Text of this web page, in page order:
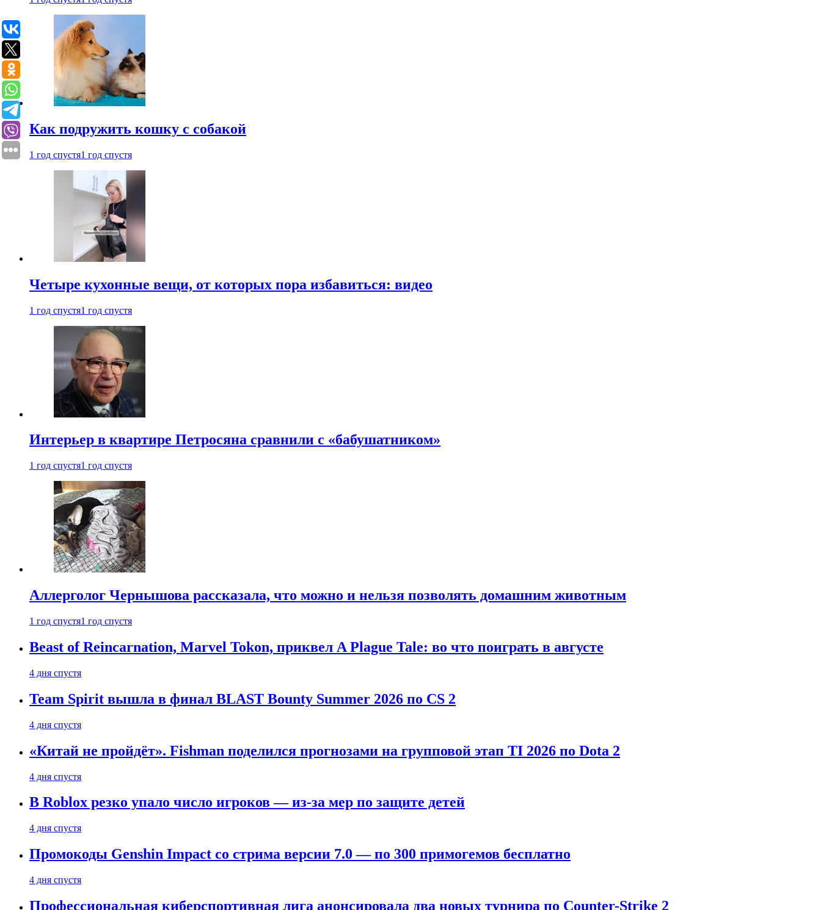
Как подружить кошку с собакой
1 год спустя1 год спустя
Четыре кухонные вещи, от которых пора избавиться: видео
1 год спустя1 год спустя
Интерьер в квартире Петросяна сравнили с «бабушатником»
1 год спустя1 год спустя
Аллерголог Чернышова рассказала, что можно и нельзя позволять домашним животным
1 год спустя1 год спустя
Beast of Reincarnation, Marvel Tokon, приквел A Plague Tale: во что поиграть в августе
4 дня спустя
Team Spirit вышла в финал BLAST Bounty Summer 2026 по CS 2
4 дня спустя
«Китай не пройдёт». Fishman поделился прогнозами на групповой этап TI 2026 по Dota 2
4 дня спустя
В Roblox резко упало число игроков — из-за мер по защите детей
4 дня спустя
Промокоды Genshin Impact со стрима версии 7.0 — по 300 примогемов бесплатно
4 дня спустя
Профессиональная киберспортивная лига анонсировала два новых турнира по Counter-Strike 2